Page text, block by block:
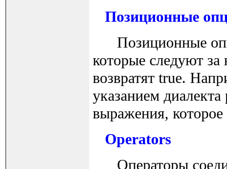
Позиционные
Позиционные
которые следуют
возвратят true.
указанием
выражения,
Operators
Операторы